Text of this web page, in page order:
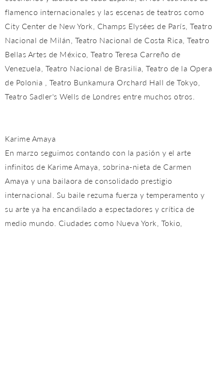
flamenco internacionales y las escenas de teatros como
City Center de New York, Champs Elysées de París, Teatro
Nacional de Milán, Teatro Nacional de Costa Rica, Teatro
Bellas Artes de México, Teatro Teresa Carreño de
Venezuela, Teatro Nacional de Brasilia, Teatro de la Opera
de Polonia , Teatro Bunkamura Orchard Hall de Tokyo,
Teatro Sadler's Wells de Londres entre muchos otros.
Karime Amaya
En marzo seguimos contando con la pasión y el arte
infinitos de Karime Amaya, sobrina-nieta de Carmen
Amaya y una bailaora de consolidado prestigio
internacional. Su baile rezuma fuerza y temperamento y
su arte ya ha encandilado a espectadores y crítica de
medio mundo. Ciudades como Nueva York, Tokio,